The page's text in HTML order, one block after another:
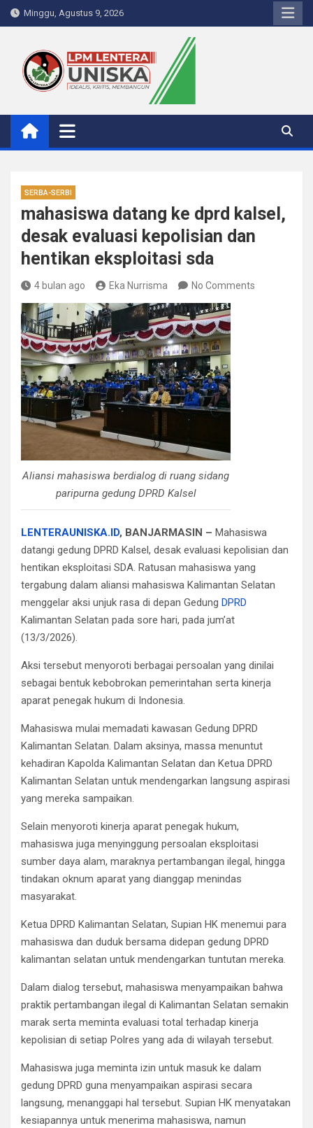
Skip
to
Minggu, Agustus 9, 2026
LPM Lentera Uniska
Portal Berita Kampus
SERBA-SERBI
mahasiswa datang ke dprd kalsel,
desak evaluasi kepolisian dan
hentikan eksploitasi sda
4 bulan ago Eka Nurrisma No Comments
Aliansi mahasiswa berdialog di ruang sidang
paripurna gedung DPRD Kalsel
LENTERAUNISKA.ID, BANJARMASIN – Mahasiswa
datangi gedung DPRD Kalsel, desak evaluasi kepolisian dan
hentikan eksploitasi SDA. Ratusan mahasiswa yang
tergabung dalam aliansi mahasiswa Kalimantan Selatan
menggelar aksi unjuk rasa di depan Gedung DPRD
Kalimantan Selatan pada sore hari, pada jum’at
(13/3/2026).
Aksi tersebut menyoroti berbagai persoalan yang dinilai
sebagai bentuk kebobrokan pemerintahan serta kinerja
aparat penegak hukum di Indonesia.
Mahasiswa mulai memadati kawasan Gedung DPRD
Kalimantan Selatan. Dalam aksinya, massa menuntut
kehadiran Kapolda Kalimantan Selatan dan Ketua DPRD
Kalimantan Selatan untuk mendengarkan langsung aspirasi
yang mereka sampaikan.
Selain menyoroti kinerja aparat penegak hukum,
mahasiswa juga menyinggung persoalan eksploitasi
sumber daya alam, maraknya pertambangan ilegal, hingga
tindakan oknum aparat yang dianggap menindas
masyarakat.
Ketua DPRD Kalimantan Selatan, Supian HK menemui para
mahasiswa dan duduk bersama didepan gedung DPRD
kalimantan selatan untuk mendengarkan tuntutan mereka.
Dalam dialog tersebut, mahasiswa menyampaikan bahwa
praktik pertambangan ilegal di Kalimantan Selatan semakin
marak serta meminta evaluasi total terhadap kinerja
kepolisian di setiap Polres yang ada di wilayah tersebut.
Mahasiswa juga meminta izin untuk masuk ke dalam
gedung DPRD guna menyampaikan aspirasi secara
langsung, menanggapi hal tersebut. Supian HK menyatakan
kesiapannya untuk menerima mahasiswa, namun